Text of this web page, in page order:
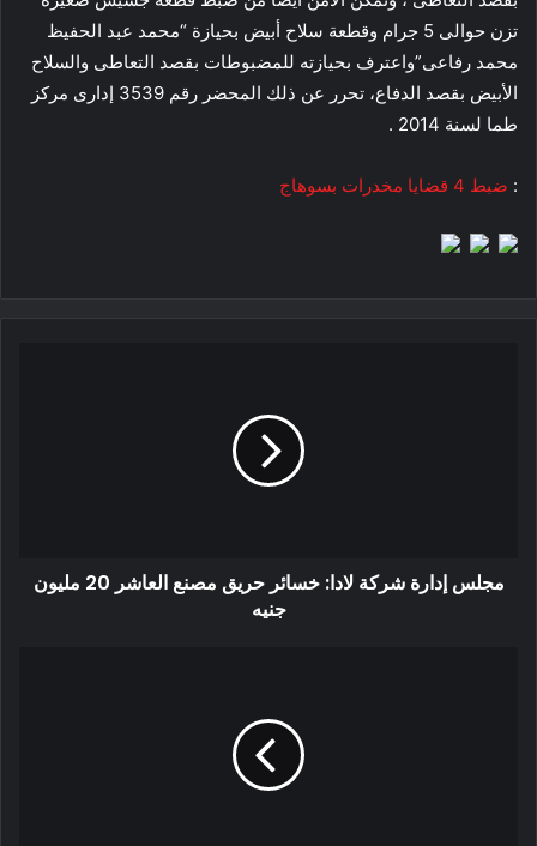
تزن حوالى 5 جرام وقطعة سلاح أبيض بحيازة “محمد عبد الحفيظ
محمد رفاعى”واعترف بحيازته للمضبوطات بقصد التعاطى والسلاح
الأبيض بقصد الدفاع، تحرر عن ذلك المحضر رقم 3539 إدارى مركز
طما لسنة 2014 .
: ضبط 4 قضايا مخدرات بسوهاج‎
مجلس إدارة شركة لادا: خسائر حريق مصنع العاشر 20 مليون
جنيه